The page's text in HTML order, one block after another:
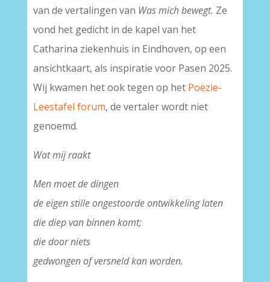
van de vertalingen van Was mich bewegt. Ze
vond het gedicht in de kapel van het
Catharina ziekenhuis in Eindhoven, op een
ansichtkaart, als inspiratie voor Pasen 2025.
Wij kwamen het ook tegen op het Poëzie-
Leestafel forum, de vertaler wordt niet
genoemd.
Wat mij raakt
Men moet de dingen
de eigen stille ongestoorde ontwikkeling laten
die diep van binnen komt;
die door niets
gedwongen of versneld kan worden.